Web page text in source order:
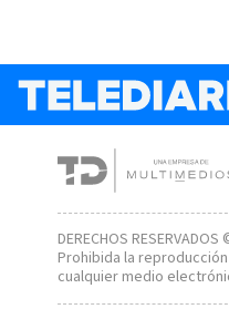
DERECHOS
Prohibida la
cualquier medio